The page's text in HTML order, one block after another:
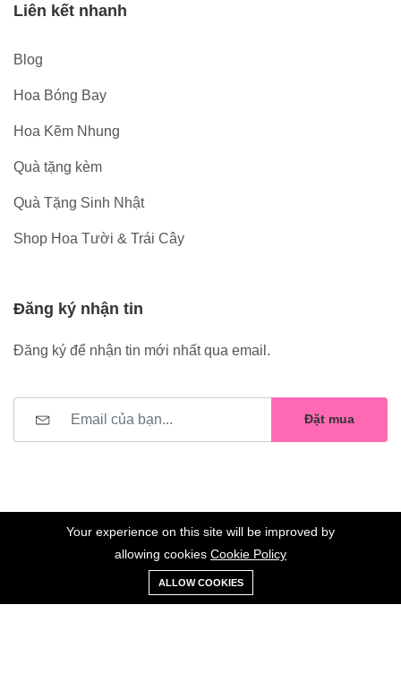
Liên kết nhanh
Blog
Hoa Bóng Bay
Hoa Kẽm Nhung
Quà tặng kèm
Quà Tặng Sinh Nhật
Shop Hoa Tười & Trái Cây
Đăng ký nhận tin
Đăng ký để nhận tin mới nhất qua email.
Đặt mua
©2023 Hoa Nelly . All Rights Reserved.
0
Xe
đẩy
Danh sách
yêu thích
Your experience on this site will be improved by
allowing cookies Cookie Policy
ALLOW COOKIES